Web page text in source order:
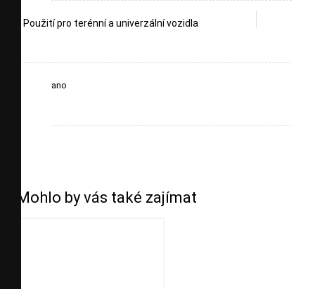
Použití pro terénní a univerzální vozidla
ano
Mohlo by vás také zajímat